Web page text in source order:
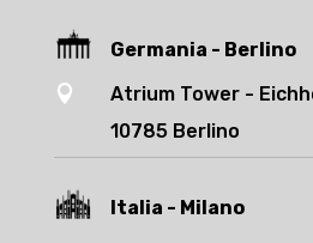
Germania - Berlino

Atrium Tower -
10785 Berlino
Italia - Milano